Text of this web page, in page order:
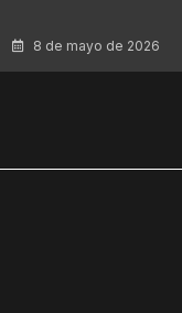
8 de mayo de 2026